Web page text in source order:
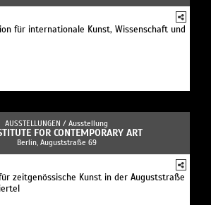
für internationale Kunst, Wissenschaft und
AUSSTELLUNGEN / Ausstellung
FOR CONTEMPORARY ART
Berlin, Auguststraße 69
zeitgenössische Kunst in der Auguststraße